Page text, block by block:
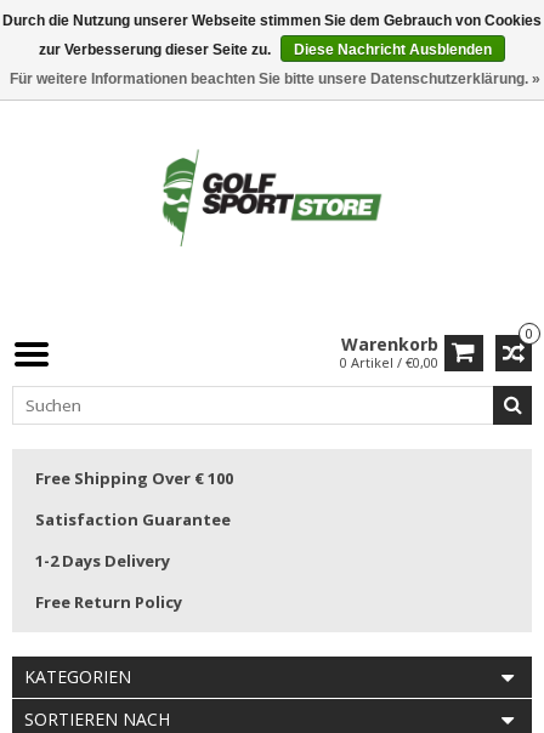
0
Warenkorb
0 Artikel / €0,00
Free Shipping Over € 100
Satisfaction Guarantee
1-2 Days Delivery
Free Return Policy
KATEGORIEN
SORTIEREN NACH
Durch die Nutzung unserer Webseite stimmen Sie dem Gebrauch von Cookies
zur Verbesserung dieser Seite zu.
Diese Nachricht Ausblenden
Für weitere Informationen beachten Sie bitte unsere Datenschutzerklärung. »